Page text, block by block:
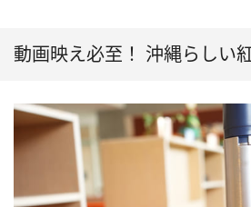
動画映え必至！ 沖縄らしい